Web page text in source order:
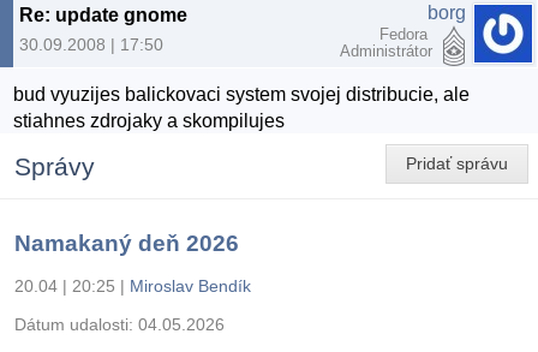
Re: update gnome
30.09.2008 | 17:50
borg
Fedora
Administrátor
bud vyuzijes balickovaci system svojej distribucie, ale
stiahnes zdrojaky a skompilujes
Pridať správu
Správy
Namakaný deň 2026
20.04 | 20:25 | Miroslav Bendík
Dátum udalosti: 04.05.2026